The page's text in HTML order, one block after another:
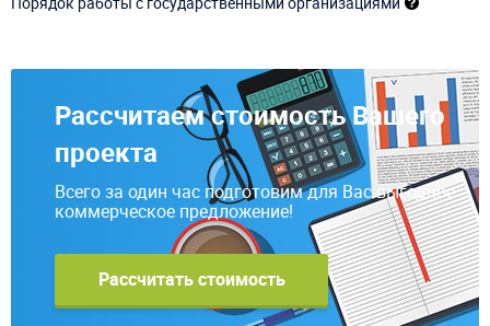
Рассчитаем стоимость Вашего
проекта
Всего за один час подготовим для Вас выгодное
коммерческое предложение!
Рассчитать стоимость